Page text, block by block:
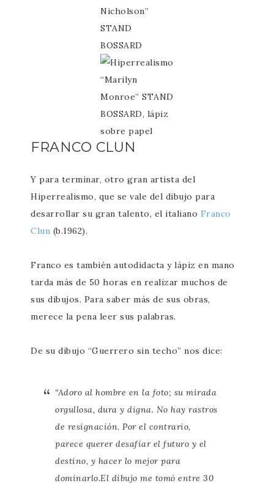
Nicholson”
STAND
BOSSARD
“Marilyn
Monroe” STAND
BOSSARD, lápiz
sobre papel
FRANCO CLUN
Y para terminar, otro gran artista del
Hiperrealismo, que se vale del dibujo para
desarrollar su gran talento, el italiano Franco
Clun (b.1962).
Franco es también autodidacta y lápiz en mano
tarda más de 50 horas en realizar muchos de
sus dibujos. Para saber más de sus obras,
merece la pena leer sus palabras.
De su dibujo “Guerrero sin techo” nos dice:
“Adoro al hombre en la foto; su mirada
orgullosa, dura y digna. No hay rastros
de resignación. Por el contrario,
parece querer desafiar el futuro y el
destino, y hacer lo mejor para
dominarlo.El dibujo me tomó entre 30